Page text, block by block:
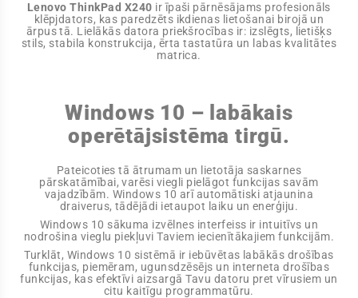
Lenovo ThinkPad X240 ir īpaši pārnēsājams profesionāls
klēpjdators, kas paredzēts ikdienas lietošanai birojā un
ārpus tā. Lielākās datora priekšrocības ir: izslēgts, lietišķs
stils, stabila konstrukcija, ērta tastatūra un labas kvalitātes
matrica.
Windows 10 – labākais
operētājsistēma tirgū.
Pateicoties tā ātrumam un lietotāja saskarnes
pārskatāmībai, varēsi viegli pielāgot funkcijas savām
vajadzībām. Windows 10 arī automātiski atjaunina
draiverus, tādējādi ietaupot laiku un enerģiju.
Windows 10 sākuma izvēlnes interfeiss ir intuitīvs un
nodrošina vieglu piekļuvi Taviem iecienītākajiem funkcijām.
Turklāt, Windows 10 sistēmā ir iebūvētas labākās drošības
funkcijas, piemēram, ugunsdzēsējs un interneta drošības
funkcijas, kas efektīvi aizsargā Tavu datoru pret vīrusiem un
citu kaitīgu programmatūru.